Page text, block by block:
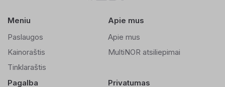
Meniu
Paslaugos
Kainoraštis
Tinklaraštis
Apie mus
Apie mus
MultiNOR atsiliepimai
Pagalba Privatumas